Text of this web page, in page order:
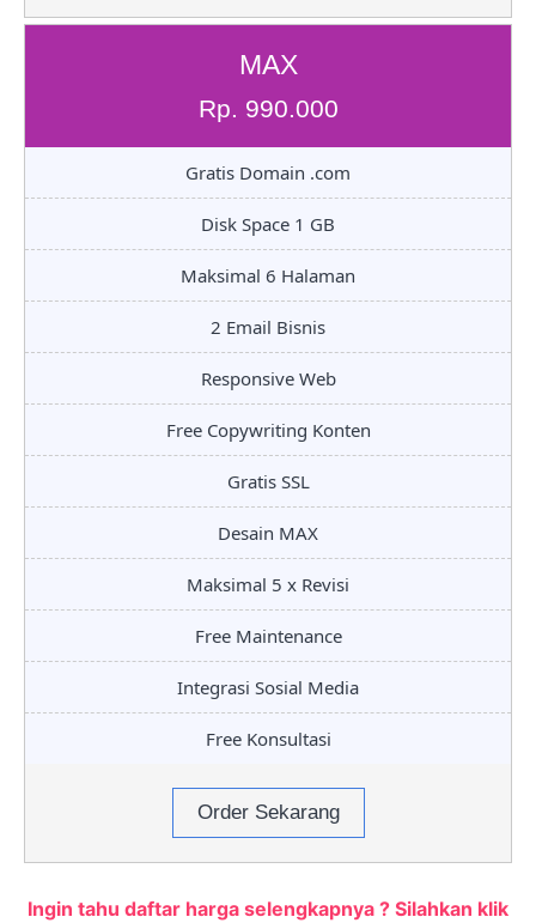
MAX
Rp. 990.000
Gratis Domain .com
Disk Space 1 GB
Maksimal 6 Halaman
2 Email Bisnis
Responsive Web
Free Copywriting Konten
Gratis SSL
Desain MAX
Maksimal 5 x Revisi
Free Maintenance
Integrasi Sosial Media
Free Konsultasi
Order Sekarang
Ingin tahu daftar harga selengkapnya ? Silahkan klik